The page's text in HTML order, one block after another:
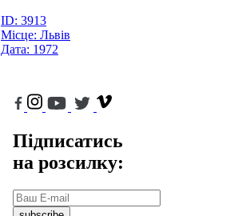
ID: 3913
Місце: Львів
Дата: 1972
Підписатись
на розсилку: